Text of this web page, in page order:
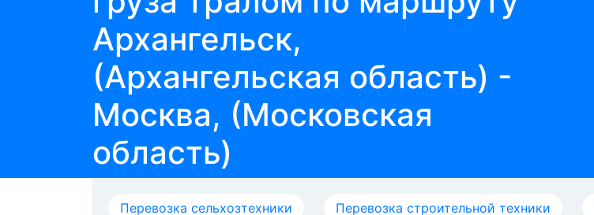
Архангельск,
(Архангельская область) -
Москва, (Московская
область)
Перевозка сельхозтехники Перевозка строительной техники